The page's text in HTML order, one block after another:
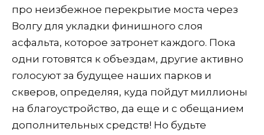
про неизбежное перекрытие моста через
Волгу для укладки финишного слоя
асфальта, которое затронет каждого. Пока
одни готовятся к объездам, другие активно
голосуют за будущее наших парков и
скверов, определяя, куда пойдут миллионы
на благоустройство, да еще и с обещанием
дополнительных средств! Но будьте